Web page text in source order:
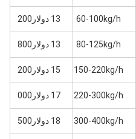
60-100kg/h 13 دولار200
80-125kg/h 13 دولار800
150-220kg/h 15 دولار200
220-300kg/h 17 دولار000
300-400kg/h 18 دولار500